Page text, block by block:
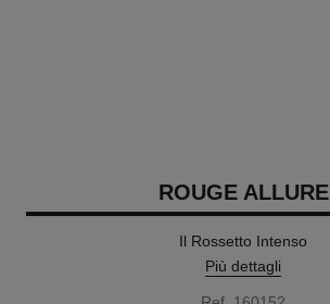
ROUGE ALLURE
Il Rossetto Intenso
Più dettagli